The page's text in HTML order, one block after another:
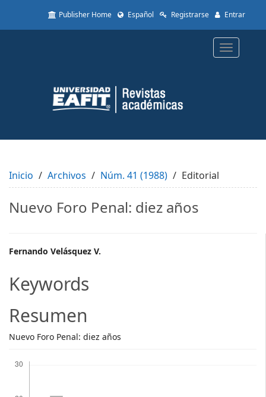
to
Content
Sidebar
Publisher Home Español Registrarse Entrar
Toggle
Inicio Archivos Núm. 41 (1988) Editorial
Nuevo Foro Penal: diez años
Main
Article
Content
Fernando Velásquez V.
Keywords
Resumen
Nuevo Foro Penal: diez años